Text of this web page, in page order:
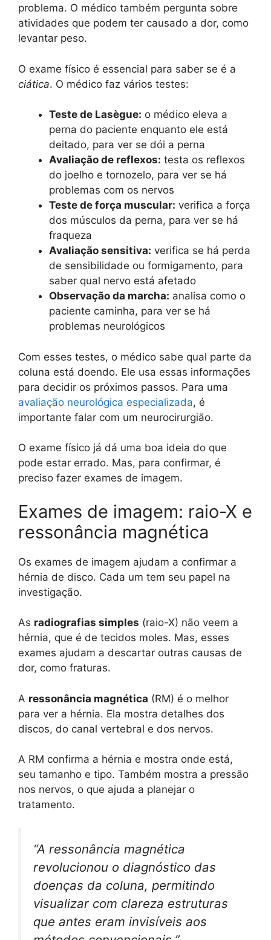
problema. O médico também pergunta sobre
atividades que podem ter causado a dor, como
levantar peso.
O exame físico é essencial para saber se é a
ciática. O médico faz vários testes:
Teste de Lasègue: o médico eleva a
perna do paciente enquanto ele está
deitado, para ver se dói a perna
Avaliação de reflexos: testa os reflexos
do joelho e tornozelo, para ver se há
problemas com os nervos
Teste de força muscular: verifica a força
dos músculos da perna, para ver se há
fraqueza
Avaliação sensitiva: verifica se há perda
de sensibilidade ou formigamento, para
saber qual nervo está afetado
Observação da marcha: analisa como o
paciente caminha, para ver se há
problemas neurológicos
Com esses testes, o médico sabe qual parte da
coluna está doendo. Ele usa essas informações
para decidir os próximos passos. Para uma
avaliação neurológica especializada, é
importante falar com um neurocirurgião.
O exame físico já dá uma boa ideia do que
pode estar errado. Mas, para confirmar, é
preciso fazer exames de imagem.
Exames de imagem: raio-X e
ressonância magnética
Os exames de imagem ajudam a confirmar a
hérnia de disco. Cada um tem seu papel na
investigação.
As radiografias simples (raio-X) não veem a
hérnia, que é de tecidos moles. Mas, esses
exames ajudam a descartar outras causas de
dor, como fraturas.
A ressonância magnética (RM) é o melhor
para ver a hérnia. Ela mostra detalhes dos
discos, do canal vertebral e dos nervos.
A RM confirma a hérnia e mostra onde está,
seu tamanho e tipo. Também mostra a pressão
nos nervos, o que ajuda a planejar o
tratamento.
“A ressonância magnética
revolucionou o diagnóstico das
doenças da coluna, permitindo
visualizar com clareza estruturas
que antes eram invisíveis aos